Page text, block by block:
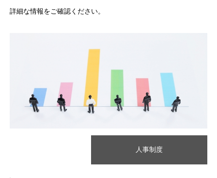
詳細な情報をご確認ください。
人事制度